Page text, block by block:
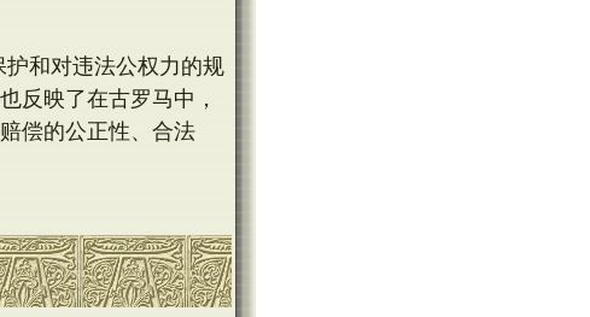
和对违法公权力的规
反映了在古罗马中，
偿的公正性、合法